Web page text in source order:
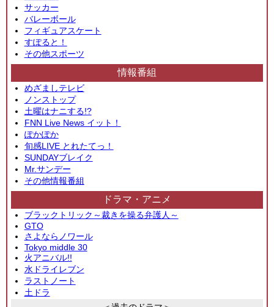
サッカー
バレーボール
フィギュアスケート
すぽると！
その他スポーツ
情報番組
めざましテレビ
ノンストップ
土曜はナニする!?
FNN Live News イット！
ぽかぽか
旬感LIVE とれたてっ！
SUNDAYブレイク
Mr.サンデー
その他情報番組
ドラマ・アニメ
ブラックトリック～裁きを操る弁護人～
GTO
さよならノワール
Tokyo middle 30
火アニバル!!
水ドライレブン
ラストノート
土ドラ